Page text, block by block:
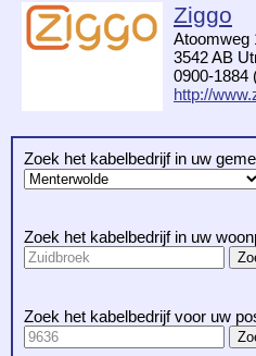
Ziggo
Atoomweg
3542 AB
0900-1884
http://
Zoek het kabelbedrijf in uw
Zoek het kabelbedrijf in uw
Zoek het kabelbedrijf voor uw